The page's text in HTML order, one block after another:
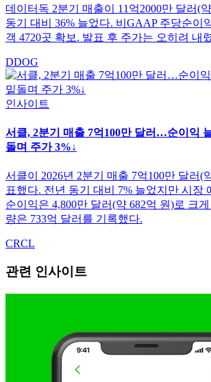
데이터독 2분기 매출이 11억2000만 달러(
동기 대비 36% 늘었다. 비GAAP 주당순이
객 4720곳 확보. 발표 후 주가는 오히려 내
DDOG
인사이트
서클, 2분기 매출 7억100만 달러…순이익
돌며 주가 3%↓
서클이 2026년 2분기 매출 7억100만 달러(
표했다. 전년 동기 대비 7% 늘었지만 시장
순이익은 4,800만 달러(약 682억 원)로 크
량은 733억 달러를 기록했다.
CRCL
관련 인사이트